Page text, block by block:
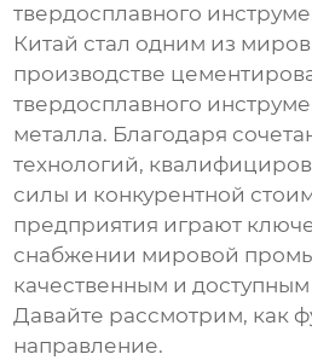
твердосплавного
Китай стал одним из
производстве
твердосплавного
металла. Благодаря
технологий,
силы и конкурентной
предприятия играют
снабжении мировой
качественным и
Давайте рассмотрим, как
направление.